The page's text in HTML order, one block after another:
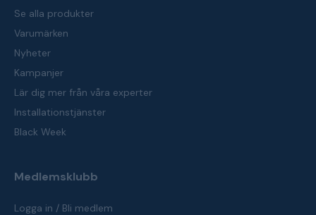
Se alla produkter
Varumärken
Nyheter
Kampanjer
Lär dig mer från våra experter
Installationstjänster
Black Week
Medlemsklubb
Logga in / Bli medlem